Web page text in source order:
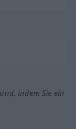
indem Sie ein